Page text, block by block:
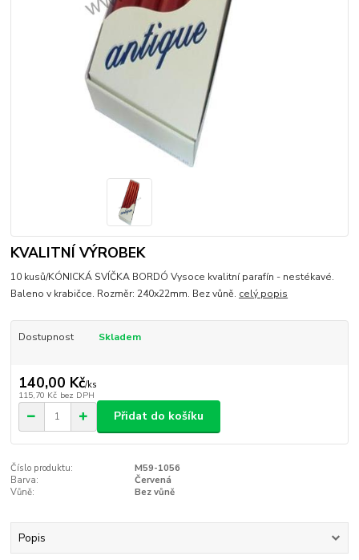
KVALITNÍ VÝROBEK
10 kusů/KÓNICKÁ SVÍČKA BORDÓ Vysoce kvalitní parafín - nestékavé.
Baleno v krabičce. Rozměr: 240x22mm. Bez vůně. celý popis
Dostupnost Skladem
140,00 Kč/ks
115,70 Kč bez DPH
Přidat do košíku
Číslo produktu:
M59-1056
Barva:
Červená
Vůně:
Bez vůně
Popis